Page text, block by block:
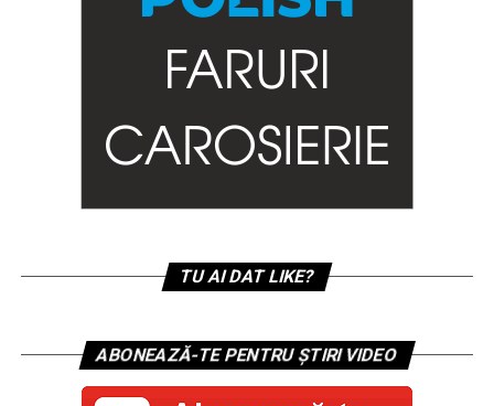
TU AI DAT LIKE?
ABONEAZĂ-TE PENTRU ȘTIRI VIDEO